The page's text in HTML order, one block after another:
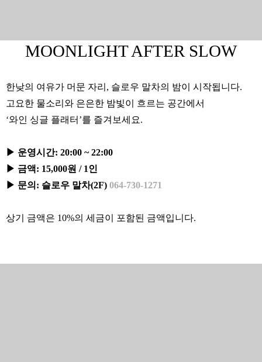
MOONLIGHT AFTER SLOW
한낮의 여유가 머문 자리, 슬로우 말차의 밤이 시작됩니다.
고요한 물소리와 은은한 밤빛이 흐르는 공간에서
‘와인 싱글 플래터’를 즐겨보세요.
▶ 운영시간: 20:00 ~ 22:00
▶ 금액: 15,000원 / 1인
▶ 문의: 슬로우 말차(2F) 064-730-1271
상기 금액은 10%의 세금이 포함된 금액입니다.